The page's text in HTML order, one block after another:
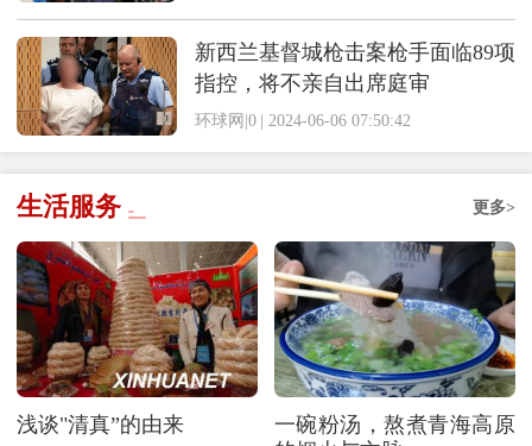
新西兰基督城枪击案枪手面临89项
指控，将不亲自出席庭审
环球网|0 | 2024-06-06 07:50:42
更多>
生活服务
浅谈"清真”的由来
一碗粉汤，熬煮青海高原